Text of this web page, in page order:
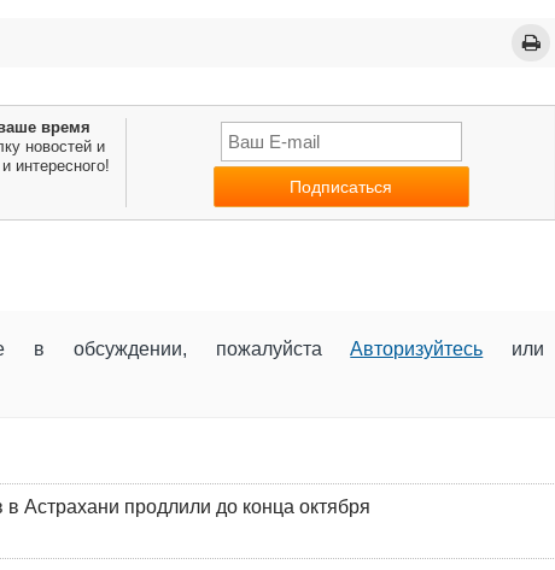
время
новостей и
интересного!
в обсуждении, пожалуйстаАвторизуйтесь или
Астрахани продлили до конца октября